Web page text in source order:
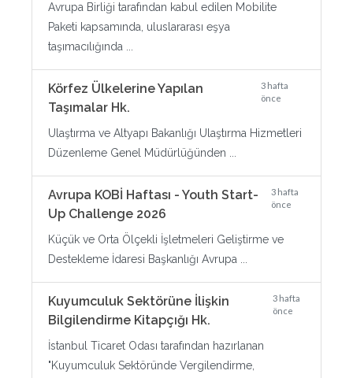
Avrupa Birliği tarafından kabul edilen Mobilite
Paketi kapsamında, uluslararası eşya
taşımacılığında ...
Körfez Ülkelerine Yapılan
Taşımalar Hk.
3 hafta
önce
Ulaştırma ve Altyapı Bakanlığı Ulaştırma Hizmetleri
Düzenleme Genel Müdürlüğünden ...
Avrupa KOBİ Haftası - Youth Start-
Up Challenge 2026
3 hafta
önce
Küçük ve Orta Ölçekli İşletmeleri Geliştirme ve
Destekleme İdaresi Başkanlığı Avrupa ...
Kuyumculuk Sektörüne İlişkin
Bilgilendirme Kitapçığı Hk.
3 hafta
önce
İstanbul Ticaret Odası tarafından hazırlanan
"Kuyumculuk Sektöründe Vergilendirme,